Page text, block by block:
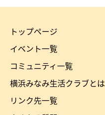
横
浜
み
な
み
トップページ
イベント一覧
コミュニティ一覧
横浜みなみ生活クラブとは
リンク先一覧